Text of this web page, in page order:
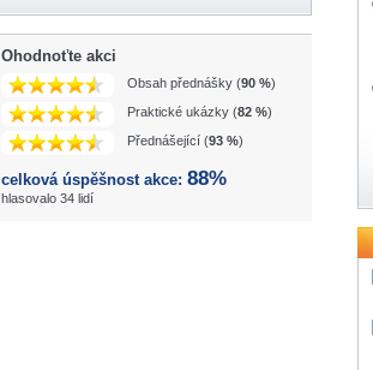
Ohodnoťte akci
Obsah přednášky (90 %)
Praktické ukázky (82 %)
Přednášející (93 %)
celková úspěšnost akce: 88%
hlasovalo 34 lidí